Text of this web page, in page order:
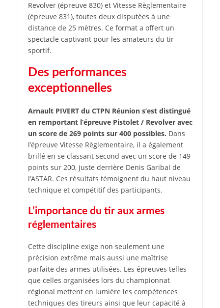
Revolver (épreuve 830) et Vitesse Règlementaire
(épreuve 831), toutes deux disputées à une
distance de 25 mètres. Ce format a offert un
spectacle captivant pour les amateurs du tir
sportif.
Des performances
exceptionnelles
Arnault PIVERT du CTPN Réunion s’est distingué
en remportant l’épreuve Pistolet / Revolver avec
un score de 269 points sur 400 possibles. Dans
l’épreuve Vitesse Règlementaire, il a également
brillé en se classant second avec un score de 149
points sur 200, juste derrière Denis Garibal de
l’ASTAR. Ces résultats témoignent du haut niveau
technique et compétitif des participants.
L’importance du tir aux armes
réglementaires
Cette discipline exige non seulement une
précision extrême mais aussi une maîtrise
parfaite des armes utilisées. Les épreuves telles
que celles organisées lors du championnat
régional mettent en lumière les compétences
techniques des tireurs ainsi que leur capacité à